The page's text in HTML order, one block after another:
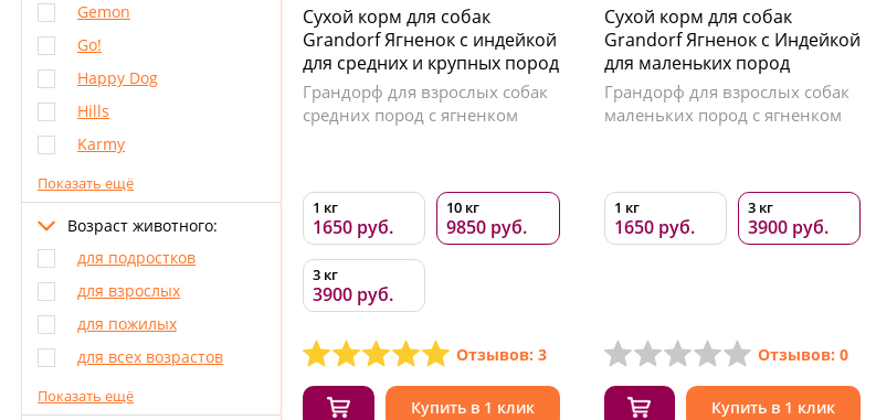
Gemon
Go!
Happy Dog
Hills
Karmy
Показать ещё
Возраст животного:
для подростков
для взрослых
для пожилых
для всех возрастов
Показать ещё
Сухой корм для собак
Grandorf Ягненок с индейкой
для средних и крупных пород
Грандорф для взрослых собак
средних пород с ягненком
1 кг
1650 руб.
10 кг
9850 руб.
3 кг
3900 руб.
Отзывов: 3
Купить в 1 клик
Сухой корм для собак
Grandorf Ягненок с Индейкой
для маленьких пород
Грандорф для взрослых собак
маленьких пород с ягненком
1 кг
1650 руб.
3 кг
3900 руб.
Отзывов: 0
Купить в 1 клик